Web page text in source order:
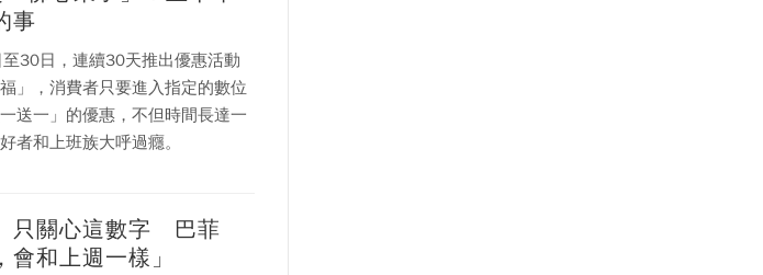
事
30日，連續30天推出優惠活動
」，消費者只要進入指定的數位
送一」的優惠，不但時間長達一
者和上班族大呼過癮。
只關心這數字 巴菲
和上週一樣」